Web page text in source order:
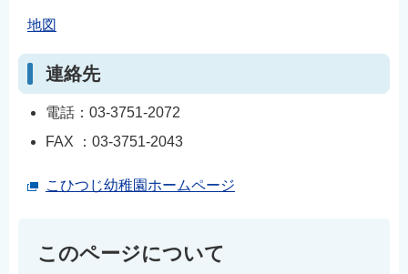
地図
連絡先
電話：03-3751-2072
FAX ：03-3751-2043
こひつじ幼稚園ホームページ
このページについて